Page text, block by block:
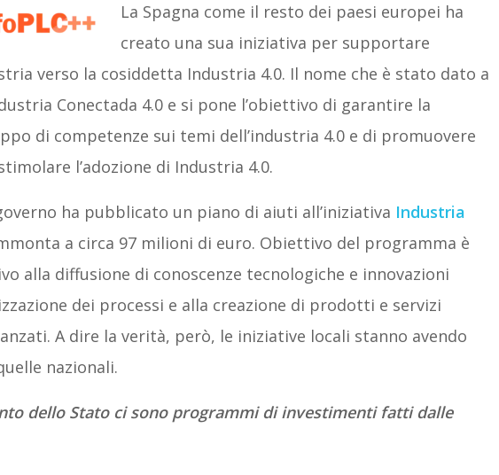
La Spagna come il resto dei paesi europei ha
creato una sua iniziativa per supportare
verso la cosiddetta Industria 4.0. Il nome che è stato dato a
Conectada 4.0 e si pone l’obiettivo di garantire la
di competenze sui temi dell’industria 4.0 e di promuovere
l’adozione di Industria 4.0.
ha pubblicato un piano di aiuti all’iniziativa Industria
a circa 97 milioni di euro. Obiettivo del programma è
alla diffusione di conoscenze tecnologiche e innovazioni
dei processi e alla creazione di prodotti e servizi
A dire la verità, però, le iniziative locali stanno avendo
nazionali.
dello Stato ci sono programmi di investimenti fatti dalle